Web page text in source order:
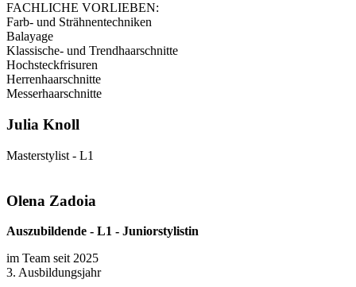
FACHLICHE VORLIEBEN:
Farb- und Strähnentechniken
Balayage
Klassische- und Trendhaarschnitte
Hochsteckfrisuren
Herrenhaarschnitte
Messerhaarschnitte
Julia Knoll
Masterstylist - L1
Olena Zadoia
Auszubildende - L1 - Juniorstylistin
im Team seit 2025
3. Ausbildungsjahr